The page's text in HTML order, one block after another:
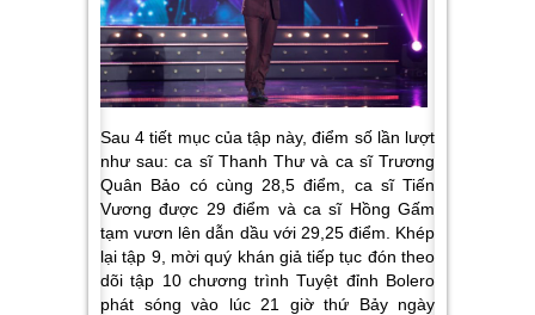
Sau 4 tiết mục của tập này, điểm số lần lượt
như sau: ca sĩ Thanh Thư và ca sĩ Trương
Quân Bảo có cùng 28,5 điểm, ca sĩ Tiến
Vương được 29 điểm và ca sĩ Hồng Gấm
tạm vươn lên dẫn dầu với 29,25 điểm. Khép
lại tập 9, mời quý khán giả tiếp tục đón theo
dõi tập 10 chương trình Tuyệt đỉnh Bolero
phát sóng vào lúc 21 giờ thứ Bảy ngày